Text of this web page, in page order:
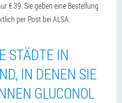
€ 39. Sie geben eine Bestellung
per Post bei ALSA.
STÄDTE IN
IN DENEN SIE
GLUCONOL